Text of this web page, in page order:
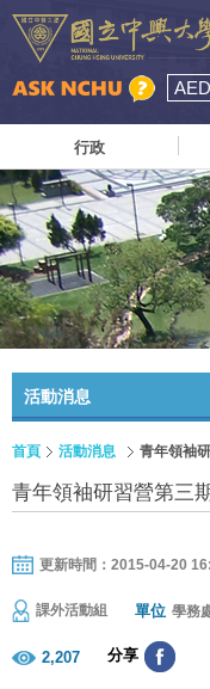
AED
行政
活動消息
首頁 活動消息 青年領袖
青年領袖研習營第三
更新時間：2015-04-20
課外活動組 單位 學務
2,207 分享